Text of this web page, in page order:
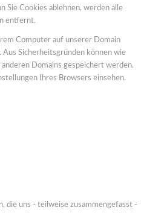
Sie Cookies ablehnen, werden alle
entfernt.
Computer auf unserer Domain
Sicherheitsgründen können wie
anderen Domains gespeichert werden.
Ihres Browsers einsehen.
die uns - teilweise zusammengefasst -